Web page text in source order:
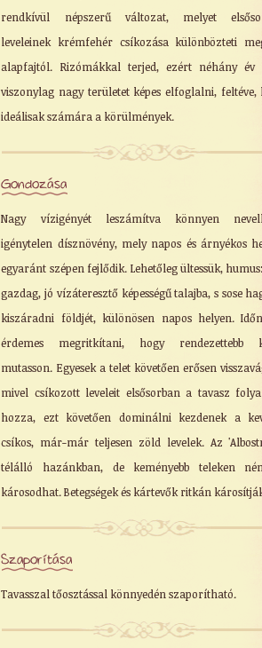
rendkívül népszerű változat, melyet
leveleinek krémfehér csíkozása különbözteti
alapfajtól. Rizómákkal terjed, ezért néhány év
viszonylag nagy területet képes elfoglalni, feltéve,
ideálisak számára a körülmények.
Gondozása
Nagy vízigényét leszámítva könnyen
igénytelen dísznövény, mely napos és árnyékos
egyaránt szépen fejlődik. Lehetőleg ültessük,
gazdag, jó vízáteresztő képességű talajba, s sose
kiszáradni földjét, különösen napos helyen.
érdemes megritkítani, hogy rendezettebb
mutasson. Egyesek a telet követően erősen
mivel csíkozott leveleit elsősorban a tavasz
hozza, ezt követően dominálni kezdenek a
csíkos, már-már teljesen zöld levelek. Az
télálló hazánkban, de keményebb teleken
károsodhat. Betegségek és kártevők ritkán
Szaporítása
Tavasszal tőosztással könnyedén szaporítható.